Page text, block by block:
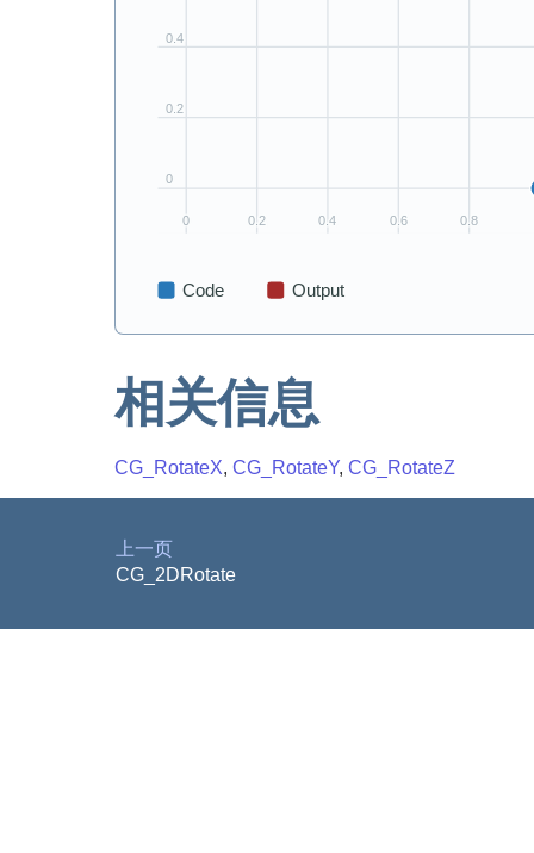
相关信息
CG_RotateX, CG_RotateY, CG_RotateZ
上一页
CG_2DRotate